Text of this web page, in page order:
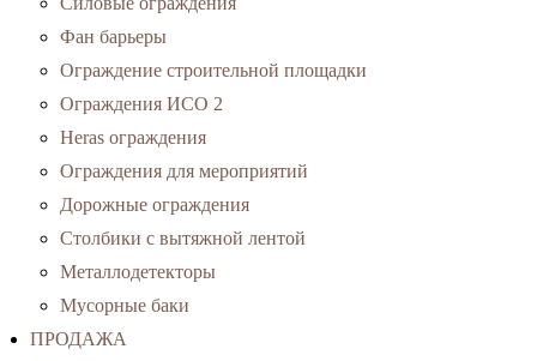
Фан барьеры
Ограждение строительной площадки
Ограждения ИСО 2
Heras ограждения
Ограждения для мероприятий
Дорожные ограждения
Столбики с вытяжной лентой
Металлодетекторы
Мусорные баки
ПРОДАЖА